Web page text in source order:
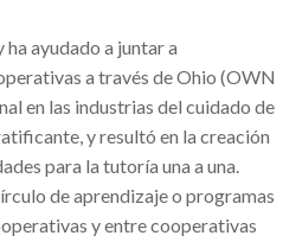
ayudado a juntar a
a través de Ohio (OWN
en las industrias del cuidado de
y resultó en la creación
para la tutoría una a una.
de aprendizaje o programas
y entre cooperativas